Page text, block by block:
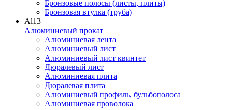
Бронзовые полосы (листы, плиты)
Бронзовая втулка (труба)
Al13
Алюминиевый прокат
Алюминиевая лента
Алюминиевый лист
Алюминиевый лист квинтет
Дюралевый лист
Алюминиевая плита
Дюралевая плита
Алюминиевый профиль, бульбополоса
Алюминиевая проволока